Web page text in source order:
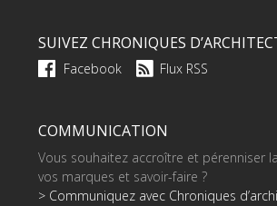
SUIVEZ CHRONIQUES
Facebook Flux RSS
COMMUNICATION
Vous souhaitez accroître et pérenniser
vos marques et savoir-faire ?
> Communiquez avec Chroniques